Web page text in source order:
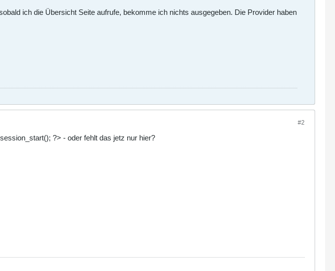
ich die Übersicht Seite aufrufe, bekomme ich nichts ausgegeben. Die Provider haben
#2
?> - oder fehlt das jetz nur hier?